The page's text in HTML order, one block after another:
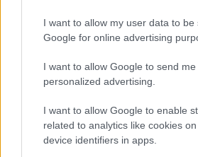
I want to allow my user data to be
Google for online advertising
I want to allow Google to send me
personalized advertising.
I want to allow Google to enable
related to analytics like cookies
device identifiers in apps.
kötve. Fontos, hogy
csinálja az egészet, ne a
hiszen ez arról szól, hogy
el az időnket. Képezzük, újabb
feladatok elé állítsuk
továbblépés érdekében.
dolgozni kell tovább. Az én
hogy olyan művészi